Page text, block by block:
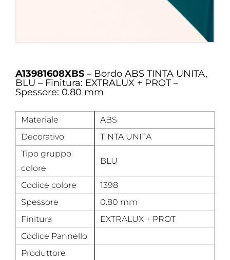
A13981608XBS – Bordo ABS TINTA UNITA,
BLU – Finitura: EXTRALUX + PROT –
Spessore: 0.80 mm
Materiale
ABS
Decorativo
TINTA UNITA
Tipo gruppo
colore
BLU
Codice colore
1398
Spessore
0.80 mm
Finitura
EXTRALUX + PROT
Codice Pannello
Produttore